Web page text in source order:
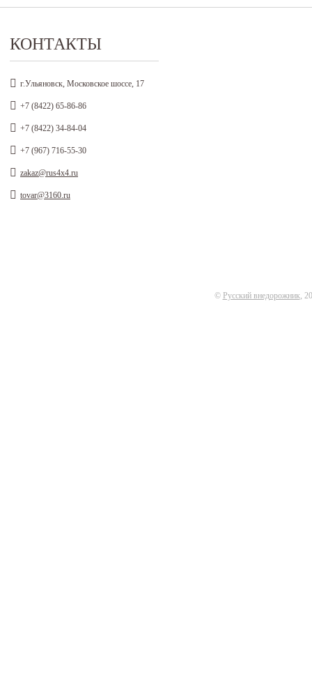
КОНТАКТЫ
г.Ульяновск, Московское шоссе, 17
+7 (8422) 65-86-86
+7 (8422) 34-84-04
+7 (967) 716-55-30
zakaz@rus4x4.ru
tovar@3160.ru
© Русский внедорожник ,